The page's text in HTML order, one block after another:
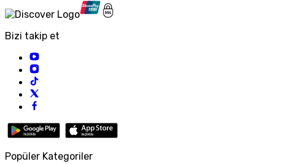
Bizi takip et
Popüler Kategoriler